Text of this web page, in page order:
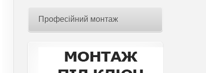
Професійний монтаж